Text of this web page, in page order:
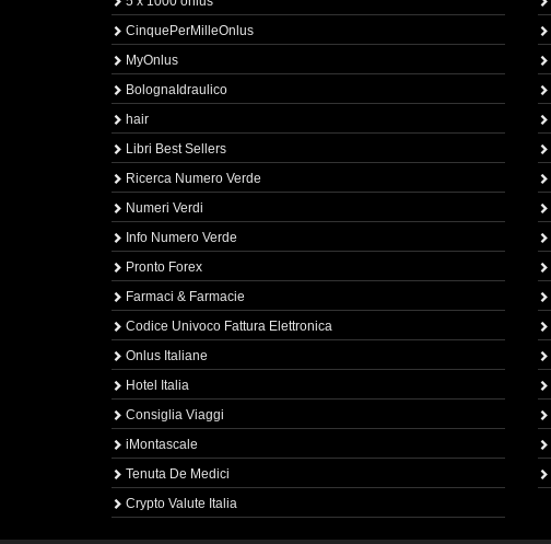
CinquePerMilleOnlus
MyOnlus
BolognaIdraulico
hair
Libri Best Sellers
Ricerca Numero Verde
Numeri Verdi
Info Numero Verde
Pronto Forex
Farmaci & Farmacie
Codice Univoco Fattura Elettronica
Onlus Italiane
Hotel Italia
Consiglia Viaggi
iMontascale
Tenuta De Medici
Crypto Valute Italia